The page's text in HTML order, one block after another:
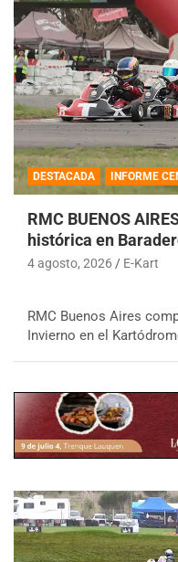
DESTACADA INFORME
RMC BUENOS
histórica en
4 agosto, 2026 E-Kart
RMC Buenos Aires
Invierno en el